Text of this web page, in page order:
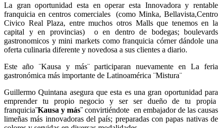
La gran oportunidad esta en operar esta Innovadora y rentable
franquicia en centros comerciales (como Minka, Bellavista,Centro
Civico Real Plaza, entre muchos otros Malls que tenemos en la
capital y en provincias) o en dentro de bodegas; boulevards
gastronomicos y mini markets como franquicia córner dándole una
oferta culinaria diferente y novedosa a sus clientes a diario.
Este año ¨Kausa y más¨ participaran nuevamente en La feria
gastronómica más importante de Latinoamérica ¨Mistura¨
Guillermo Quintana asegura que esta es una gran oportunidad para
emprender tu propio negocio y ser ser dueño de tu propia
franquicia¨Kausa y más¨convirtiéndote en embajador de las causas
limeñas más innovadoras del país; preparadas con papas nativas de